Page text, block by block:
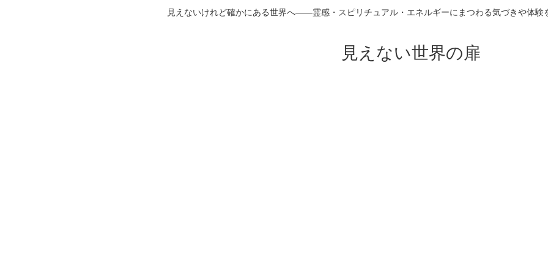
見えないけれど確かにある世界へ――霊感・スピリチュアル・エネルギーにまつわる気づきや体験
見えない世界の扉